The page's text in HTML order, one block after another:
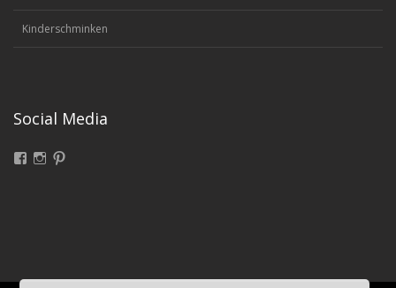
Kinderschminken
Social Media
FacebookInstagram